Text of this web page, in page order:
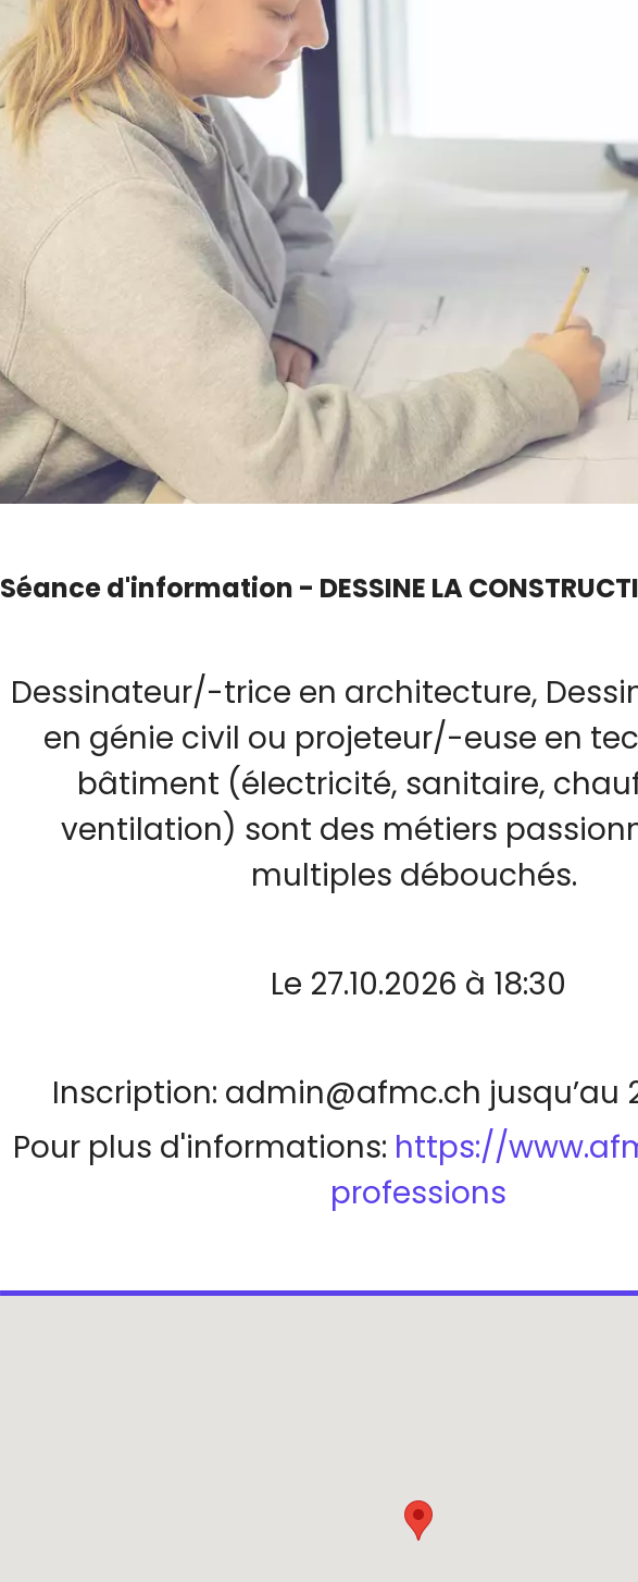
Séance d'information - DESSINE LA
Dessinateur/-trice en architecture,
en génie civil ou projeteur/-euse en
bâtiment (électricité, sanitaire,
ventilation) sont des métiers
multiples débouchés.
Le 27.10.2026 à 18:30
Inscription: admin@afmc.ch jusqu’au
Pour plus d'informations: https://
professions